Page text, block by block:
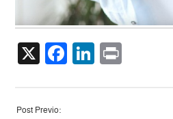
X Facebook
LinkedIn
Post Previo: